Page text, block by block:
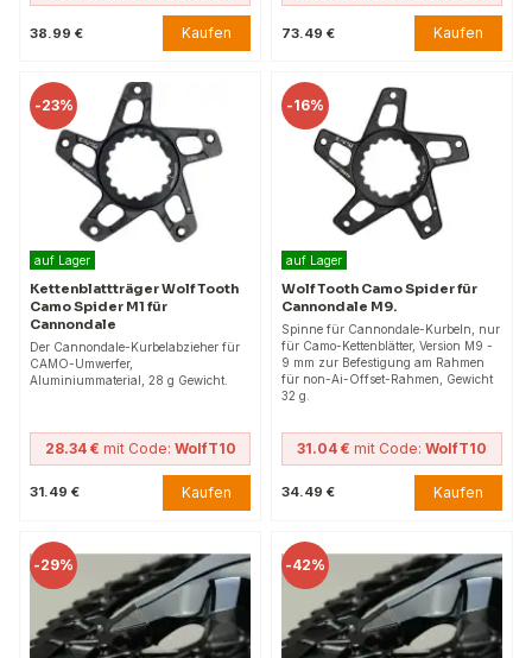
38.99 € Kaufen 73.49 € Kaufen
-23%
auf Lager
Kettenblattträger Wolf Tooth
Camo Spider M1 für
Cannondale
Der Cannondale-Kurbelabzieher für
CAMO-Umwerfer,
Aluminiummaterial, 28 g Gewicht.
28.34 € mit Code: WolfT10
31.49 € Kaufen
-16%
auf Lager
Wolf Tooth Camo Spider für
Cannondale M9.
Spinne für Cannondale-Kurbeln, nur
für Camo-Kettenblätter, Version M9 -
9 mm zur Befestigung am Rahmen
für non-Ai-Offset-Rahmen, Gewicht
32 g.
31.04 € mit Code: WolfT10
34.49 € Kaufen
-29% -42%